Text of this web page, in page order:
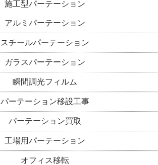
施工型パーテーション
アルミパーテーション
スチールパーテーション
ガラスパーテーション
瞬間調光フィルム
パーテーション移設工事
パーテーション買取
工場用パーテーション
オフィス移転